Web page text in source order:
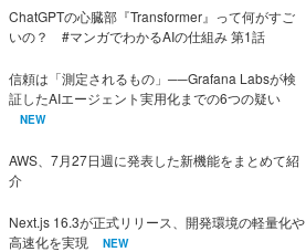
ChatGPTの心臓部『Transformer』って何がすご
いの？ #マンガでわかるAIの仕組み 第1話
信頼は「測定されるもの」──Grafana Labsが検
証したAIエージェント実用化までの6つの疑い
NEW
AWS、7月27日週に発表した新機能をまとめて紹
介
Next.js 16.3が正式リリース、開発環境の軽量化や
高速化を実現
NEW